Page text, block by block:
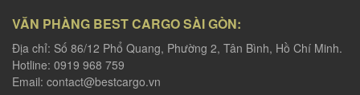
VĂN PHÀNG BEST CARGO SÀI GÒN:
Địa chỉ: Số 86/12 Phổ Quang, Phường 2, Tân Bình, Hồ Chí Minh.
Hotline: 0919 968 759
Email: contact@bestcargo.vn